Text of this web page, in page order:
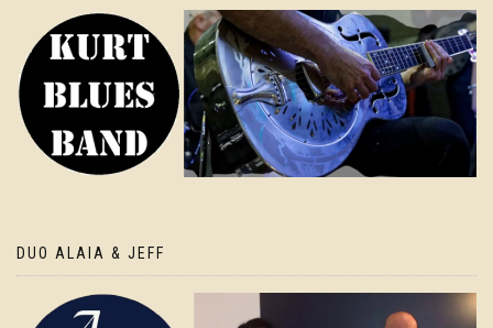
DUO ALAIA & JEFF